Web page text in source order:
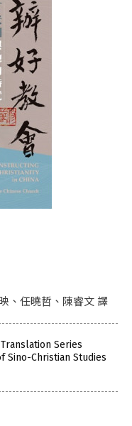
、任曉哲、陳睿文 譯
Series
Sino-Christian Studies